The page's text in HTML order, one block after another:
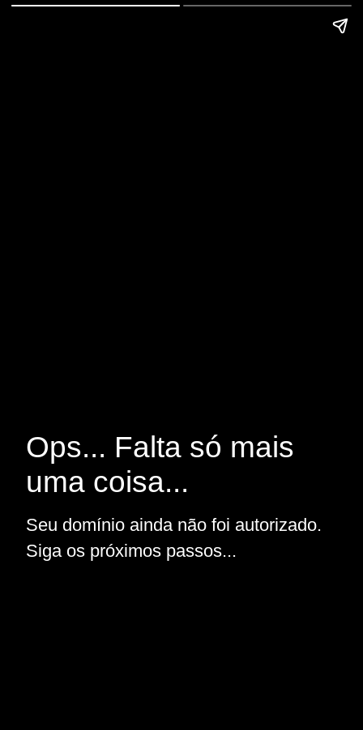
Ops... Falta só mais
uma coisa...
Seu domínio ainda não foi autorizado.
Siga os próximos passos...